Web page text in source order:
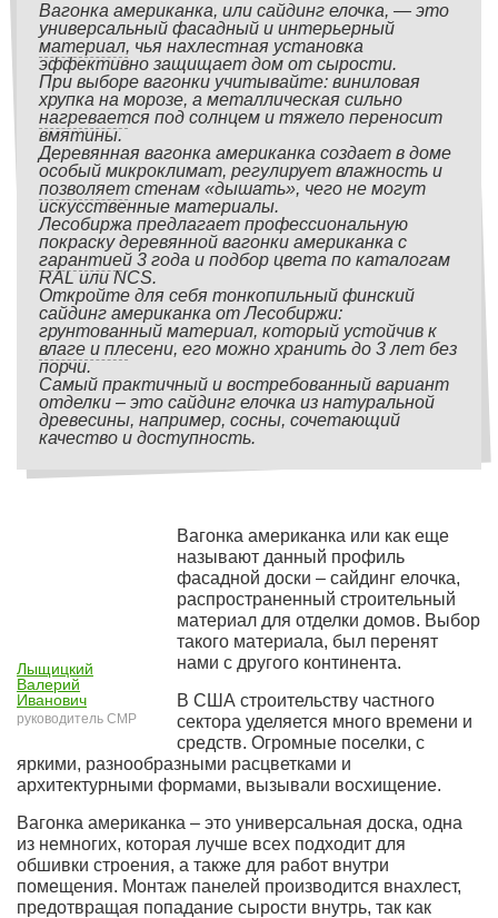
Вагонка американка, или сайдинг елочка, — это
универсальный фасадный и интерьерный
материал, чья нахлестная установка
эффективно защищает дом от сырости.
При выборе вагонки учитывайте: виниловая
хрупка на морозе, а металлическая сильно
нагревается под солнцем и тяжело переносит
вмятины.
Деревянная вагонка американка создает в доме
особый микроклимат, регулирует влажность и
позволяет стенам «дышать», чего не могут
искусственные материалы.
Лесобиржа предлагает профессиональную
покраску деревянной вагонки американка с
гарантией 3 года и подбор цвета по каталогам
RAL или NCS.
Откройте для себя тонкопильный финский
сайдинг американка от Лесобиржи:
грунтованный материал, который устойчив к
влаге и плесени, его можно хранить до 3 лет без
порчи.
Самый практичный и востребованный вариант
отделки – это сайдинг елочка из натуральной
древесины, например, сосны, сочетающий
качество и доступность.
Лыщицкий
Валерий
Иванович
руководитель СМР
Вагонка американка или как еще
называют данный профиль
фасадной доски – сайдинг елочка,
распространенный строительный
материал для отделки домов. Выбор
такого материала, был перенят
нами с другого континента.
В США строительству частного
сектора уделяется много времени и
средств. Огромные поселки, с
яркими, разнообразными расцветками и
архитектурными формами, вызывали восхищение.
Вагонка американка – это универсальная доска, одна
из немногих, которая лучше всех подходит для
обшивки строения, а также для работ внутри
помещения. Монтаж панелей производится внахлест,
предотвращая попадание сырости внутрь, так как